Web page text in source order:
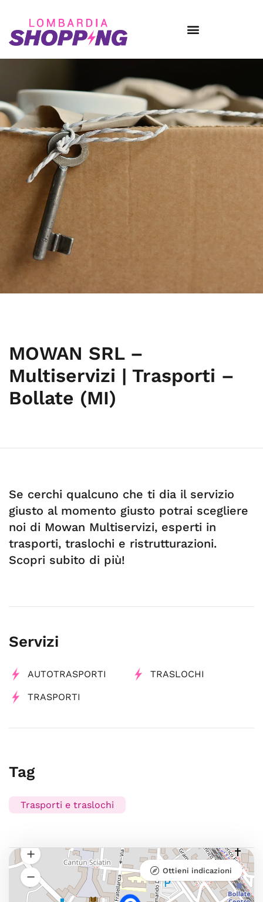
MOWAN SRL –
Multiservizi | Trasporti –
Bollate (MI)
Se cerchi qualcuno che ti dia il servizio
giusto al momento giusto potrai scegliere
noi di Mowan Multiservizi, esperti in
trasporti, traslochi e ristrutturazioni.
Scopri subito di più!
Servizi
AUTOTRASPORTI TRASLOCHI
TRASPORTI
Tag
Trasporti e traslochi
Ottieni indicazioni